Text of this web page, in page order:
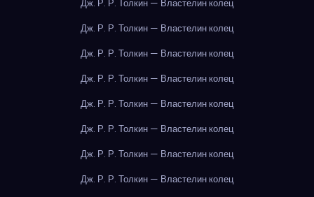
Дж. Р. Р. Толкин — Властелин колец
Дж. Р. Р. Толкин — Властелин колец
Дж. Р. Р. Толкин — Властелин колец
Дж. Р. Р. Толкин — Властелин колец
Дж. Р. Р. Толкин — Властелин колец
Дж. Р. Р. Толкин — Властелин колец
Дж. Р. Р. Толкин — Властелин колец
Дж. Р. Р. Толкин — Властелин колец